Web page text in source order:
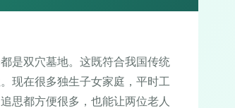
是双穴墓地。这既符合我国传统
现在很多独生子女家庭，平时工
思都方便很多，也能让两位老人